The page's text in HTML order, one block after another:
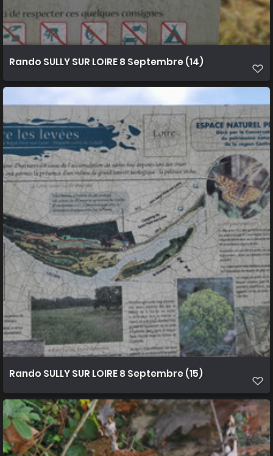
Rando SULLY SUR LOIRE 8 Septembre (14)
Rando SULLY SUR LOIRE 8 Septembre (15)